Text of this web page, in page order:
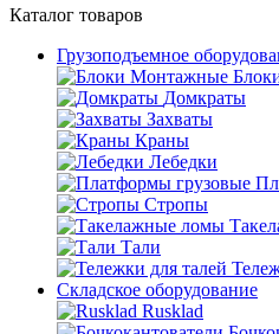
Каталог товаров
Грузоподъемное
Домкраты
Захваты
Краны
Лебедки
Стропы
Тали
Складское оборудование
Rusklad